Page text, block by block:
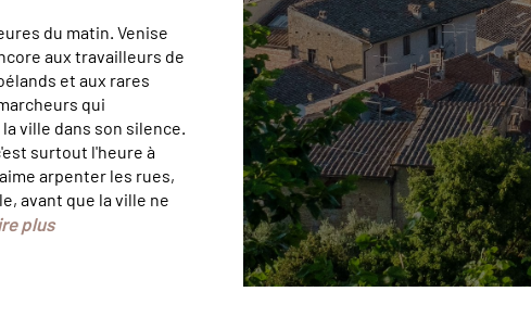
du matin. Venise
aux travailleurs de
et aux rares
qui
ville dans son silence.
surtout l'heure à
arpenter les rues,
avant que la ville ne
plus